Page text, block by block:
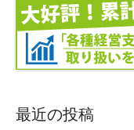
最近の投稿